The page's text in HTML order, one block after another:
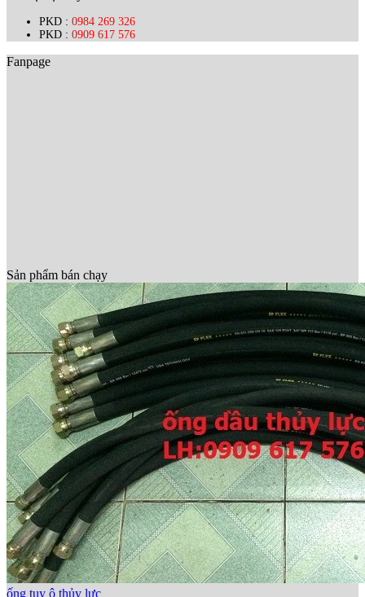
PKD : 0984 269 326
PKD : 0909 617 576
Fanpage
Sản phẩm bán chạy
ống tuy ô thủy lực